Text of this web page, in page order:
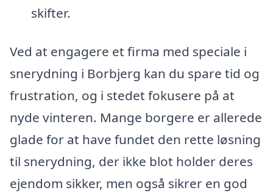
skifter.
Ved at engagere et firma med speciale i
snerydning i Borbjerg kan du spare tid og
frustration, og i stedet fokusere på at
nyde vinteren. Mange borgere er allerede
glade for at have fundet den rette løsning
til snerydning, der ikke blot holder deres
ejendom sikker, men også sikrer en god